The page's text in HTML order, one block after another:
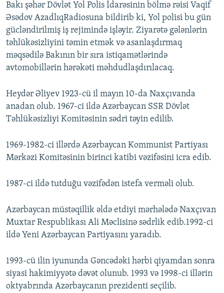
Bakı şəhər Dövlət Yol Polis İdarəsinin bölmə rəisi Vaqif
Əsədov AzadlıqRadiosuna bildirib ki, Yol polisi bu gün
gücləndirilmiş iş rejimində işləyir. Ziyarətə gələnlərin
təhlükəsizliyini təmin etmək və asanlaşdırmaq
məqsədilə Bakının bir sıra istiqamətlərində
avtomobillərin hərəkəti məhdudlaşdırılacaq.
Heydər Əliyev 1923-cü il mayın 10-da Naxçıvanda
anadan olub. 1967-ci ildə Azərbaycan SSR Dövlət
Təhlükəsizliyi Komitəsinin sədri təyin edilib.
1969-1982-ci illərdə Azərbaycan Kommunist Partiyası
Mərkəzi Komitəsinin birinci katibi vəzifəsini icra edib.
1987-ci ildə tutduğu vəzifədən istefa verməli olub.
Azərbaycan müstəqillik əldə etdiyi mərhələdə Naxçıvan
Muxtar Respublikası Ali Məclisinə sədrlik edib.1992-ci
ildə Yeni Azərbaycan Partiyasını yaradıb.
1993-cü ilin iyununda Gəncədəki hərbi qiyamdan sonra
siyasi hakimiyyətə dəvət olunub. 1993 və 1998-ci illərin
oktyabrında Azərbaycanın prezidenti seçilib.